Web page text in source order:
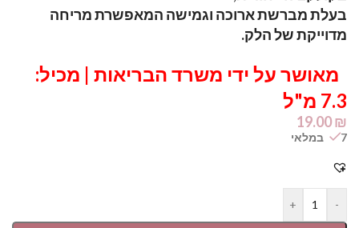
בעלת מברשת ארוכה וגמישה המאפשרת מריחה
מדוייקת של הלק.
מאושר על ידי משרד הבריאות | מכיל:
7.3 מ"ל
19.00₪
7 במלאי
-
+